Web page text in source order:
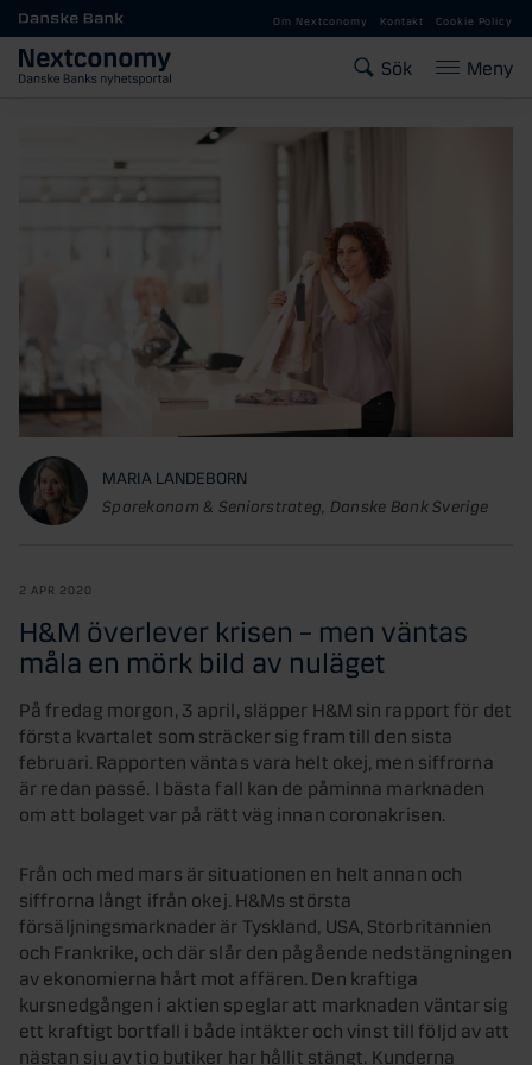
Gå till huvudinnehåll
Om Nextconomy Kontakt Cookie Policy
Sök Meny
MARIA LANDEBORN
Sparekonom & Seniorstrateg, Danske Bank Sverige
2 APR 2020
H&M överlever krisen – men väntas
måla en mörk bild av nuläget
På fredag morgon, 3 april, släpper H&M sin rapport för det
första kvartalet som sträcker sig fram till den sista
februari. Rapporten väntas vara helt okej, men siffrorna
är redan passé. I bästa fall kan de påminna marknaden
om att bolaget var på rätt väg innan coronakrisen.
Från och med mars är situationen en helt annan och
siffrorna långt ifrån okej. H&Ms största
försäljningsmarknader är Tyskland, USA, Storbritannien
och Frankrike, och där slår den pågående nedstängningen
av ekonomierna hårt mot affären. Den kraftiga
kursnedgången i aktien speglar att marknaden väntar sig
ett kraftigt bortfall i både intäkter och vinst till följd av att
nästan sju av tio butiker har hållit stängt. Kunderna